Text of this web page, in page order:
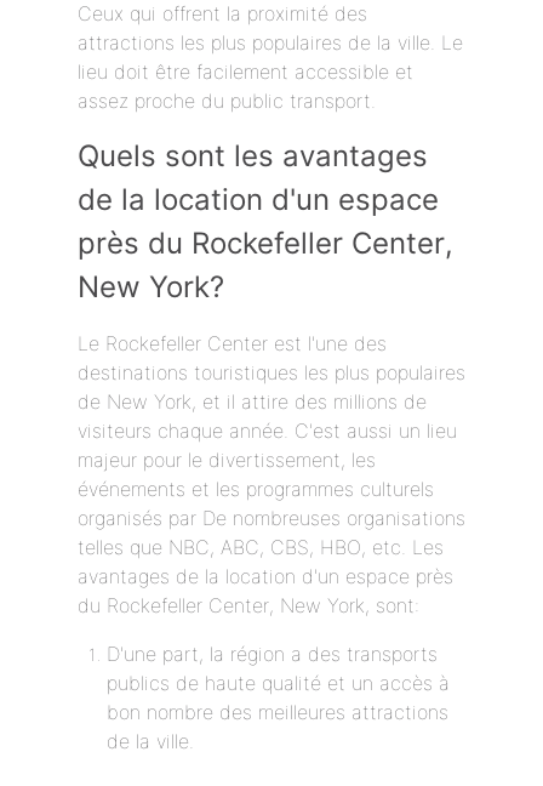
Ceux qui offrent la proximité des
attractions les plus populaires de la ville. Le
lieu doit être facilement accessible et
assez proche du public transport.
Quels sont les avantages
de la location d'un espace
près du Rockefeller Center,
New York?
Le Rockefeller Center est l'une des
destinations touristiques les plus populaires
de New York, et il attire des millions de
visiteurs chaque année. C'est aussi un lieu
majeur pour le divertissement, les
événements et les programmes culturels
organisés par De nombreuses organisations
telles que NBC, ABC, CBS, HBO, etc. Les
avantages de la location d'un espace près
du Rockefeller Center, New York, sont:
D'une part, la région a des transports
publics de haute qualité et un accès à
bon nombre des meilleures attractions
de la ville.